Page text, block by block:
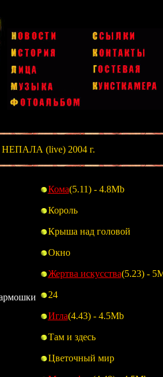
(live) 2004 г.
Кома(5.11) - 4.8Mb
Король
Крыша над головой
Окно
Жертва искусства(5.23) -
24
Игла(4.43) - 4.5Mb
Там и здесь
Цветочный мир